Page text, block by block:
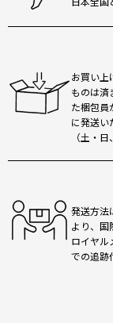
お買い上
ものは済
た梱包員
に発送い
（土・
発送方法
より、国
ロイヤル
での追跡